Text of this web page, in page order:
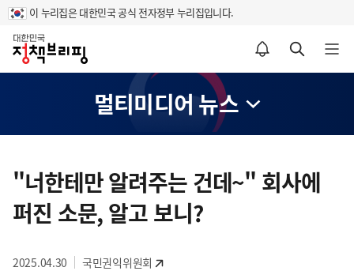
이 누리집은 대한민국 공식 전자정부 누리집입니다.
홈
알림설정 바로가기 검색 바로가기 메뉴 열기
멀티미디어 뉴스
텐
영
"너한테만 알려주는 건데~" 회사에
퍼진 소문, 알고 보니?
2025.04.30 국민권익위원회